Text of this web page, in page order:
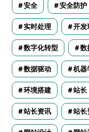
安全 安全防护
实时处理 开发
数字化转型 数
数据驱动 机器
环境搭建 站长
站长资讯 站长